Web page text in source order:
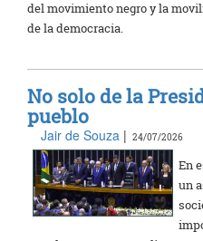
del movimiento negro y la
de la democracia.
No solo de la
pueblo
Jair de Souza | 24/07/2026
En
un